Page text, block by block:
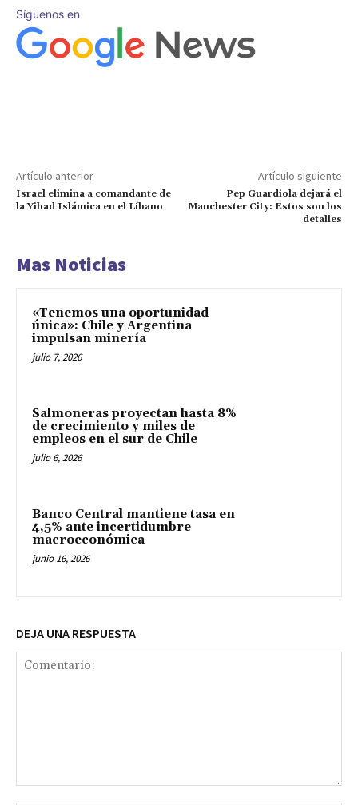
Síguenos en
Artículo anterior
Israel elimina a comandante de
la Yihad Islámica en el Líbano
Artículo siguiente
Pep Guardiola dejará el
Manchester City: Estos son los
detalles
Mas Noticias
«Tenemos una oportunidad
única»: Chile y Argentina
impulsan minería
julio 7, 2026
Salmoneras proyectan hasta 8%
de crecimiento y miles de
empleos en el sur de Chile
julio 6, 2026
Banco Central mantiene tasa en
4,5% ante incertidumbre
macroeconómica
junio 16, 2026
DEJA UNA RESPUESTA